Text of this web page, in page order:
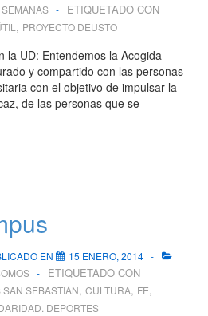
ETIQUETADO CON
, PROYECTO DEUSTO
la UD: Entendemos la Acogida
y compartido con las personas
con el objetivo de impulsar la
de las personas que se
EN
15 ENERO, 2014
ETIQUETADO CON
SEBASTIÁN, CULTURA, FE,
DEPORTES